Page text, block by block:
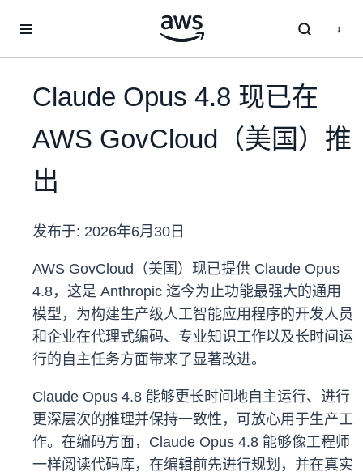
Claude Opus 4.8 现已在
AWS GovCloud（美国）推
出
发布于: 2026年6月30日
AWS GovCloud（美国）现已提供 Claude Opus
4.8，这是 Anthropic 迄今为止功能最强大的通用
模型，为构建生产级人工智能应用程序的开发人员
和企业在代理式编码、专业知识工作以及长时间运
行的自主任务方面带来了显著改进。
Claude Opus 4.8 能够更长时间地自主运行、进行
更深层次的推理并保持一致性，可放心用于生产工
作。在编码方面，Claude Opus 4.8 能够像工程师
一样阅读代码库，在编辑前先进行规划，并在真实